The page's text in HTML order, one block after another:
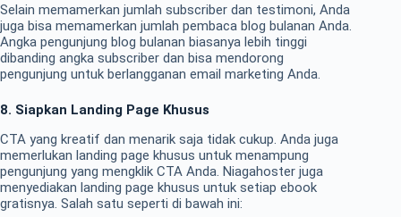
Selain memamerkan jumlah subscriber dan testimoni, Anda
juga bisa memamerkan jumlah pembaca blog bulanan Anda.
Angka pengunjung blog bulanan biasanya lebih tinggi
dibanding angka subscriber dan bisa mendorong
pengunjung untuk berlangganan email marketing Anda.
8. Siapkan Landing Page Khusus
CTA yang kreatif dan menarik saja tidak cukup. Anda juga
memerlukan landing page khusus untuk menampung
pengunjung yang mengklik CTA Anda. Niagahoster juga
menyediakan landing page khusus untuk setiap ebook
gratisnya. Salah satu seperti di bawah ini: